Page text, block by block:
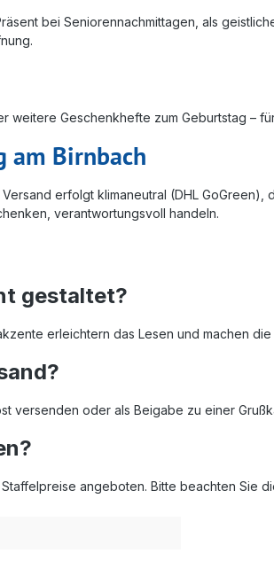
bei Seniorennachmittagen, als
Geschenkhefte zum Geburtstag –
am Birnbach
erfolgt klimaneutral (DHL
verantwortungsvoll handeln.
gestaltet?
erleichtern das Lesen und machen
versenden oder als Beigabe zu einer
angeboten. Bitte beachten Sie